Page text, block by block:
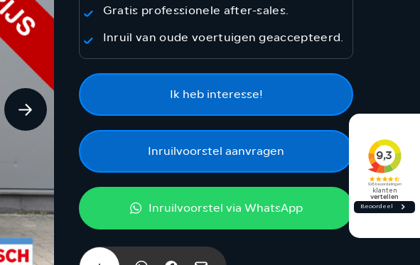
Gratis professionele after-sales.
Inruil van oude voertuigen geaccepteerd.
Ik heb interesse!
Inruilvoorstel aanvragen
Inruilvoorstel via WhatsApp